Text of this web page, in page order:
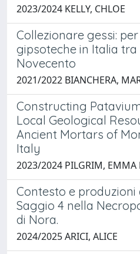
2023/2024 KELLY, CHLOE
Collezionare gessi:
gipsoteche in Italia
Novecento
2021/2022 BIANCHERA,
Constructing
Local Geological
Ancient Mortars of
Italy
2023/2024 PILGRIM, EMMA
Contesto e produzioni
Saggio 4 nella
di Nora.
2024/2025 ARICI, ALICE